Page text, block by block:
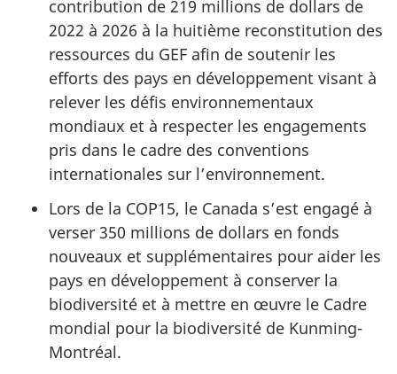
contribution de 219 millions de dollars de
2022 à 2026 à la huitième reconstitution des
ressources du GEF afin de soutenir les
efforts des pays en développement visant à
relever les défis environnementaux
mondiaux et à respecter les engagements
pris dans le cadre des conventions
internationales sur l’environnement.
Lors de la COP15, le Canada s’est engagé à
verser 350 millions de dollars en fonds
nouveaux et supplémentaires pour aider les
pays en développement à conserver la
biodiversité et à mettre en œuvre le Cadre
mondial pour la biodiversité de Kunming-
Montréal.